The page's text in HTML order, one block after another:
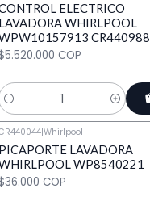
ELECTRICO
WHIRLPOOL
CR440988
COP
|Whirlpool
LAVADORA
WP8540221
COP